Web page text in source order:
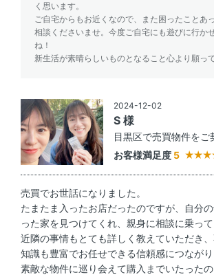
く思います。
ご自宅からもお近くなので、また困ったことあ
相談くださいませ。今度ご自宅にも遊びに行か
ね！
新生活が素晴らしいものとなること心より願っ
2024-12-02
S 様
目黒区で売買物件をご
お客様満足度 5
売買でお世話になりました。
たまたま入ったお店だったのですが、自分
った家を見つけてくれ、親身に相談に乗って
近隣の事情もとても詳しく教えていただき
知識も豊富でお任せできる信頼感につながり
素敵な物件に巡り会えて購入までいたった